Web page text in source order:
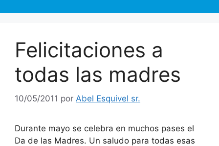
Felicitaciones a
todas las madres
10/05/2011 por Abel Esquivel sr.
Durante mayo se celebra en muchos pases el
Da de las Madres. Un saludo para todas esas